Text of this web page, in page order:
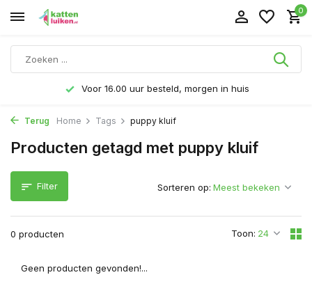
0
Voor 16.00 uur besteld, morgen in huis
Terug Home Tags puppy kluif
Producten getagd met puppy kluif
Filter
0 producten Toon:
Sorteren op:
Geen producten gevonden!...